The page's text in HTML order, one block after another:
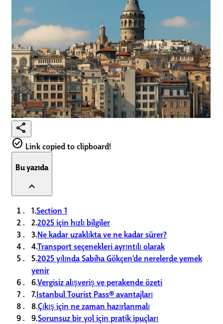
share
check_circle Link copied to clipboard!
Bu yazıda
expand_less
1.Section 1
2.2025 için hızlı bilgiler
3.Ne kadar uzaklıkta ve ne kadar sürer?
4.Transport seçenekleri ayrıntılı olarak
5.2025 yılında Sabiha Gökçen'de nerelerde yemek
yenir
6.Vergisiz alışveriş ve perakende özeti
7.Istanbul Tourist Pass® avantajları
8.Çıkış için ne zaman hazırlanmalı
9.Sorunsuz bir yol için pratik ipuçları